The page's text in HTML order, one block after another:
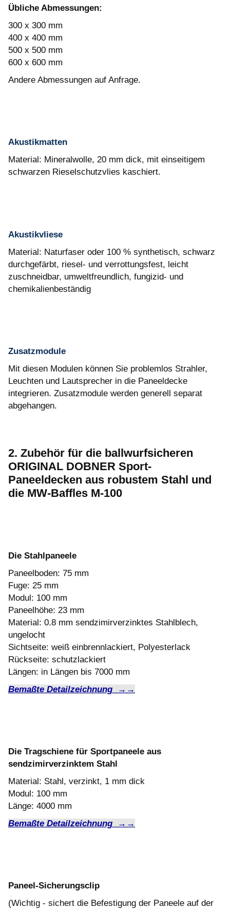
Übliche Abmessungen:
300 x 300 mm
400 x 400 mm
500 x 500 mm
600 x 600 mm
Andere Abmessungen auf Anfrage.
Akustikmatten
Material: Mineralwolle, 20 mm dick, mit einseitigem
schwarzen Rieselschutzvlies kaschiert.
Akustikvliese
Material: Naturfaser oder 100 % synthetisch, schwarz
durchgefärbt, riesel- und verrottungsfest, leicht
zuschneidbar, umweltfreundlich, fungizid- und
chemikalienbeständig
Zusatzmodule
Mit diesen Modulen können Sie problemlos Strahler,
Leuchten und Lautsprecher in die Paneeldecke
integrieren. Zusatzmodule werden generell separat
abgehangen.
2. Zubehör für die ballwurfsicheren
ORIGINAL DOBNER Sport-
Paneeldecken aus robustem Stahl und
die MW-Baffles M-100
Die Stahlpaneele
Paneelboden: 75 mm
Fuge: 25 mm
Modul: 100 mm
Paneelhöhe: 23 mm
Material: 0.8 mm sendzimirverzinktes Stahlblech,
ungelocht
Sichtseite: weiß einbrennlackiert, Polyesterlack
Rückseite: schutzlackiert
Längen: in Längen bis 7000 mm
Bemaßte Detailzeichnung →→
Die Tragschiene für Sportpaneele aus
sendzimirverzinktem Stahl
Material: Stahl, verzinkt, 1 mm dick
Modul: 100 mm
Länge: 4000 mm
Bemaßte Detailzeichnung →→
Paneel-Sicherungsclip
(Wichtig - sichert die Befestigung der Paneele auf der